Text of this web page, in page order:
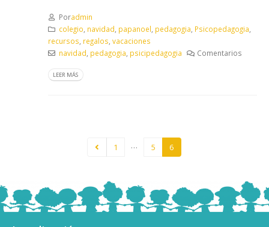
Poradmin
colegio navidad papanoel pedagogia Psicopedagogia
recursos regalos vacaciones
navidad pedagogia psicipedagogia Comentarios
LEER MÁS
1 … 5 6